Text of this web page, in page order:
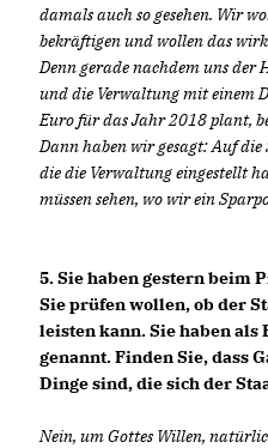
damals auch so gesehen. Wir
bekräftigen und wollen das
Denn gerade nachdem uns
und die Verwaltung mit einem
Euro für das Jahr 2018 plant,
Dann haben wir gesagt: Auf
die die Verwaltung eingestellt
müssen sehen, wo wir ein
5. Sie haben gestern beim
Sie prüfen wollen, ob der
leisten kann. Sie haben als
genannt. Finden Sie, dass
Dinge sind, die sich der
Nein, um Gottes Willen,